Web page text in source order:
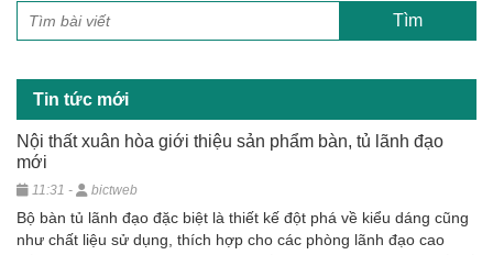
Tin tức mới
Nội thất xuân hòa giới thiệu sản phẩm bàn, tủ lãnh đạo
mới
11:31 - bictweb
Bộ bàn tủ lãnh đạo đặc biệt là thiết kế đột phá về kiểu dáng cũng
như chất liệu sử dụng, thích hợp cho các phòng lãnh đạo cao